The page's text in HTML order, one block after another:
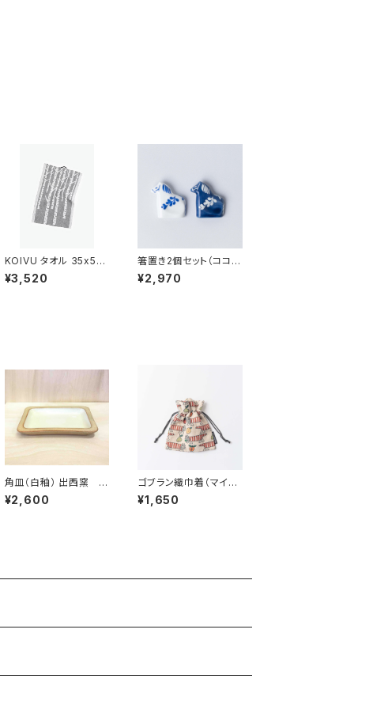
KOIVU タオル 35x50
cm ／ LAPUAN K
ANKURIT（ラプアン カ
¥3,520
箸置き2個セット（ココロ
シズカの午） / Lisa L
arson リサ・ラーソン
¥2,970
角皿（白釉） 出西窯 /
柳宗理ディレクション
出西窯シリーズ
¥2,600
ゴブラン織巾着（マイキ
ー・フルーツ） / Lisa
Larson リサ・ラーソン
¥1,650